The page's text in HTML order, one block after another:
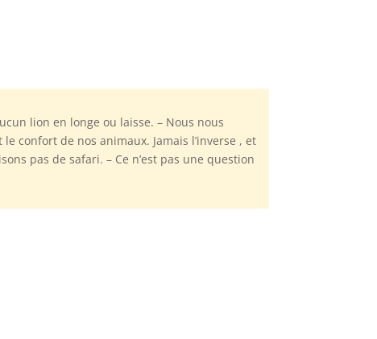
lion en longe ou laisse. – Nous nous
confort de nos animaux. Jamais l’inverse , et
pas de safari. – Ce n’est pas une question